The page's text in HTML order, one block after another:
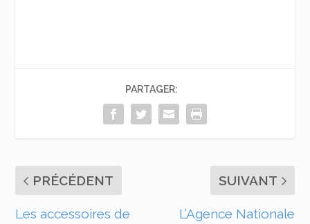
PARTAGER:
PRÉCÉDENT
Les accessoires de
SUIVANT
L’Agence Nationale